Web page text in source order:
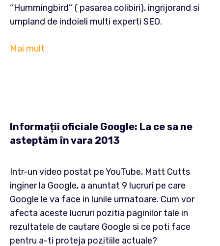
‘’Hummingbird’’ ( pasarea colibiri), ingrijorand si
umpland de indoieli multi experti SEO.
Mai mult
Informații oficiale Google: La ce sa ne
asteptăm în vara 2013
Intr-un video postat pe YouTube, Matt Cutts
inginer la Google, a anuntat 9 lucruri pe care
Google le va face in lunile urmatoare. Cum vor
afecta aceste lucruri pozitia paginilor tale in
rezultatele de cautare Google si ce poti face
pentru a-ti proteja pozitiile actuale?